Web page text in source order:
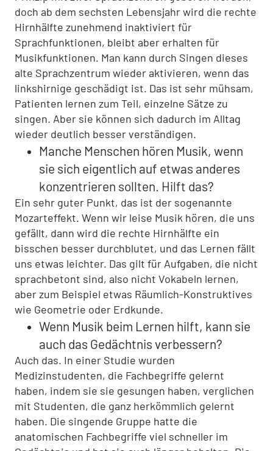
doch ab dem sechsten Lebensjahr wird die rechte
Hirnhälfte zunehmend inaktiviert für
Sprachfunktionen, bleibt aber erhalten für
Musikfunktionen. Man kann durch Singen dieses
alte Sprachzentrum wieder aktivieren, wenn das
linkshirnige geschädigt ist. Das ist sehr mühsam,
Patienten lernen zum Teil, einzelne Sätze zu
singen. Aber sie können sich dadurch im Alltag
wieder deutlich besser verständigen.
Manche Menschen hören Musik, wenn
sie sich eigentlich auf etwas anderes
konzentrieren sollten. Hilft das?
Ein sehr guter Punkt, das ist der sogenannte
Mozarteffekt. Wenn wir leise Musik hören, die uns
gefällt, dann wird die rechte Hirnhälfte ein
bisschen besser durchblutet, und das Lernen fällt
uns etwas leichter. Das gilt für Aufgaben, die nicht
sprachbetont sind, also nicht Vokabeln lernen,
aber zum Beispiel etwas Räumlich-Konstruktives
wie Geometrie oder Erdkunde.
Wenn Musik beim Lernen hilft, kann sie
auch das Gedächtnis verbessern?
Auch das. In einer Studie wurden
Medizinstudenten, die Fachbegriffe gelernt
haben, indem sie sie gesungen haben, verglichen
mit Studenten, die ganz herkömmlich gelernt
haben. Die singende Gruppe hatte die
anatomischen Fachbegriffe viel schneller im